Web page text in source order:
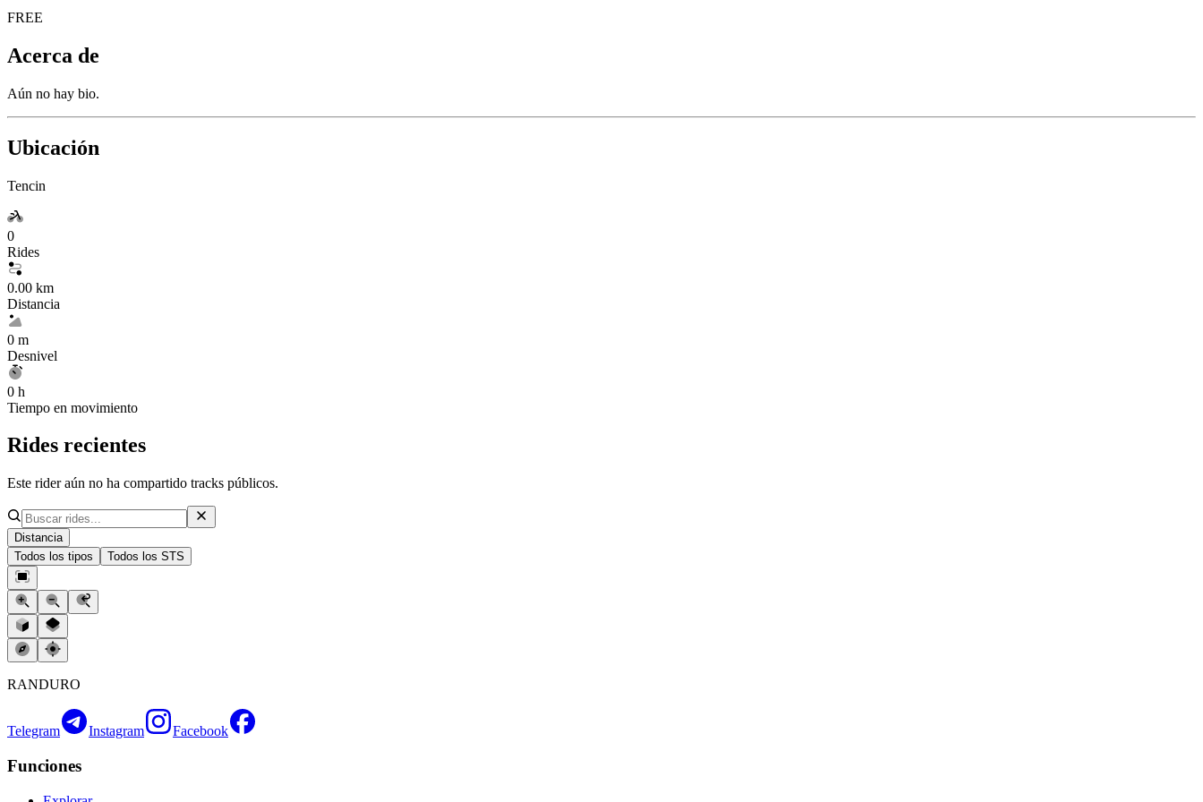
FREE
Acerca de
Aún no hay bio.
Ubicación
Tencin
0
Rides
0.00 km
Distancia
0 m
Desnivel
0 h
Tiempo en movimiento
Rides recientes
Este rider aún no ha compartido tracks públicos.
Distancia
Todos los tipos
Todos los STS
RANDURO
Telegram Instagram Facebook
Funciones